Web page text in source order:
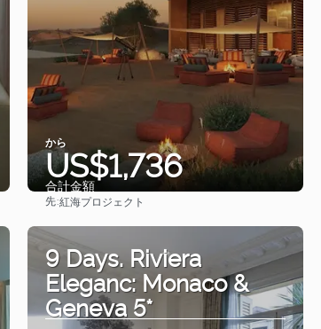
から
US$1,736
合計金額
先:紅海プロジェクト
9 Days. Riviera
Eleganc: Monaco &
Geneva 5*